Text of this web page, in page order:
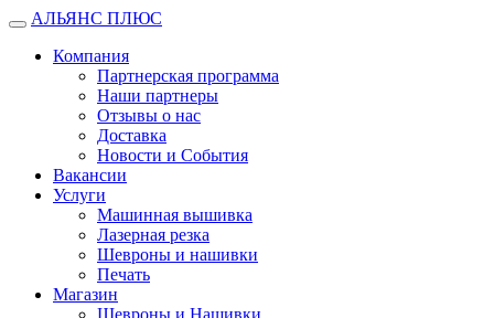
Открыть
АЛЬЯНС ПЛЮС
Компания
Партнерская программа
Наши партнеры
Отзывы о нас
Доставка
Новости и События
Вакансии
Услуги
Машинная вышивка
Лазерная резка
Шевроны и нашивки
Печать
Магазин
Шевроны и Нашивки